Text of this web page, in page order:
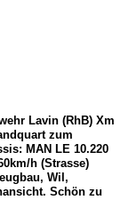
Lavin (RhB) Xm
zum
MAN LE 10.220
h (Strasse)
Wil,
Schön zu